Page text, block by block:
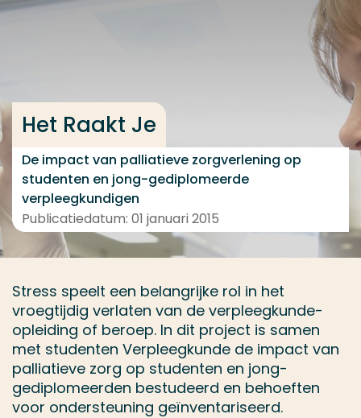
Ga direct naar de content
Het Raakt Je
De impact van palliatieve zorgverlening op
studenten en jong-gediplomeerde
verpleegkundigen
Publicatiedatum: 01 januari 2015
Stress speelt een belangrijke rol in het
vroegtijdig verlaten van de verpleegkunde-
opleiding of beroep. In dit project is samen
met studenten Verpleegkunde de impact van
palliatieve zorg op studenten en jong-
gediplomeerden bestudeerd en behoeften
voor ondersteuning geïnventariseerd.
Veel gezocht
Contact